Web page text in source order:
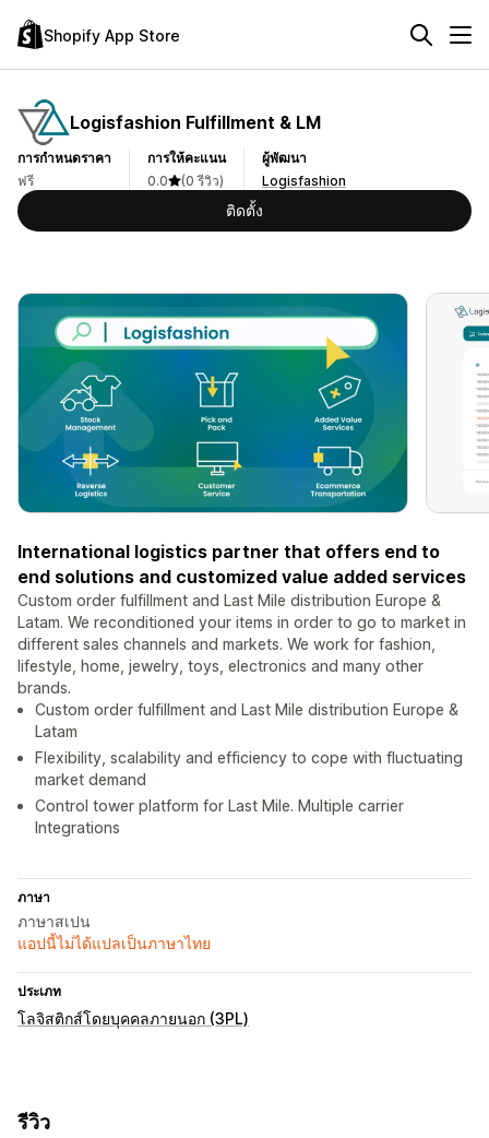
Shopify App Store
Logisfashion Fulfillment & LM
การกำหนดราคา
ฟรี
การให้คะแนน
0.0
(0 รีวิว)
ผู้พัฒนา
Logisfashion
ติดตั้ง
International logistics partner that offers end to
end solutions and customized value added services
Custom order fulfillment and Last Mile distribution Europe &
Latam. We reconditioned your items in order to go to market in
different sales channels and markets. We work for fashion,
lifestyle, home, jewelry, toys, electronics and many other
brands.
Custom order fulfillment and Last Mile distribution Europe &
Latam
Flexibility, scalability and efficiency to cope with fluctuating
market demand
Control tower platform for Last Mile. Multiple carrier
Integrations
ภาษา
ภาษาสเปน
แอปนี้ไม่ได้แปลเป็นภาษาไทย
ประเภท
โลจิสติกส์โดยบุคคลภายนอก (3PL)
รีวิว